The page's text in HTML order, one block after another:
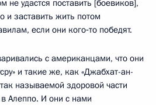
не удастся поставить [боевиков],
и заставить жить потом
если они кого‑то победят.
с американцами, что они
и такие же, как «Джабхат-ан-
называемой здоровой части
Алеппо. И они с нами